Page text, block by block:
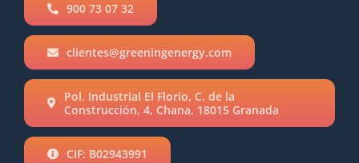
900 73 07 32
clientes@greeningenergy.com
Pol. Industrial El Florío, C. de la
Construcción, 4, Chana, 18015 Granada
CIF: B02943991